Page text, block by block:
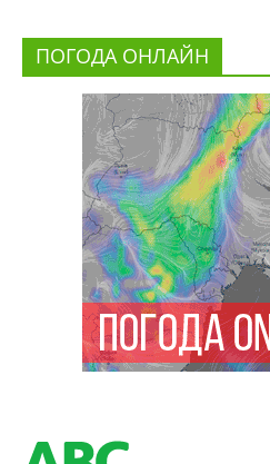
ПОГОДА ОНЛАЙН